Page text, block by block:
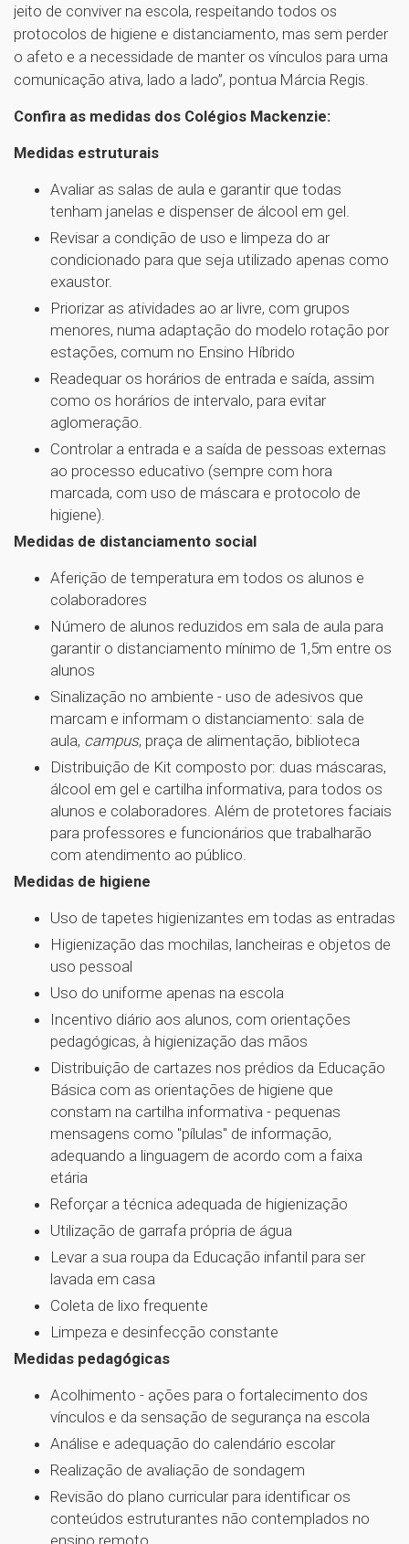
jeito de conviver na escola, respeitando todos os
protocolos de higiene e distanciamento, mas sem perder
o afeto e a necessidade de manter os vínculos para uma
comunicação ativa, lado a lado”, pontua Márcia Regis.
Confira as medidas dos Colégios Mackenzie:
Medidas estruturais
Avaliar as salas de aula e garantir que todas
tenham janelas e dispenser de álcool em gel.
Revisar a condição de uso e limpeza do ar
condicionado para que seja utilizado apenas como
exaustor.
Priorizar as atividades ao ar livre, com grupos
menores, numa adaptação do modelo rotação por
estações, comum no Ensino Híbrido
Readequar os horários de entrada e saída, assim
como os horários de intervalo, para evitar
aglomeração.
Controlar a entrada e a saída de pessoas externas
ao processo educativo (sempre com hora
marcada, com uso de máscara e protocolo de
higiene).
Medidas de distanciamento social
Aferição de temperatura em todos os alunos e
colaboradores
Número de alunos reduzidos em sala de aula para
garantir o distanciamento mínimo de 1,5m entre os
alunos
Sinalização no ambiente - uso de adesivos que
marcam e informam o distanciamento: sala de
aula, campus, praça de alimentação, biblioteca
Distribuição de Kit composto por: duas máscaras,
álcool em gel e cartilha informativa, para todos os
alunos e colaboradores. Além de protetores faciais
para professores e funcionários que trabalharão
com atendimento ao público.
Medidas de higiene
Uso de tapetes higienizantes em todas as entradas
Higienização das mochilas, lancheiras e objetos de
uso pessoal
Uso do uniforme apenas na escola
Incentivo diário aos alunos, com orientações
pedagógicas, à higienização das mãos
Distribuição de cartazes nos prédios da Educação
Básica com as orientações de higiene que
constam na cartilha informativa - pequenas
mensagens como "pílulas" de informação,
adequando a linguagem de acordo com a faixa
etária
Reforçar a técnica adequada de higienização
Utilização de garrafa própria de água
Levar a sua roupa da Educação infantil para ser
lavada em casa
Coleta de lixo frequente
Limpeza e desinfecção constante
Medidas pedagógicas
Acolhimento - ações para o fortalecimento dos
vínculos e da sensação de segurança na escola
Análise e adequação do calendário escolar
Realização de avaliação de sondagem
Revisão do plano curricular para identificar os
conteúdos estruturantes não contemplados no
ensino remoto